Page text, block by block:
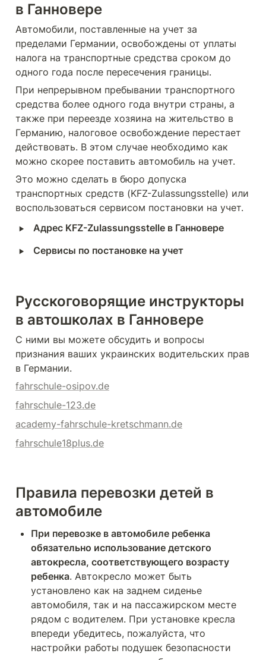
в Ганновере
Автомобили, поставленные на учет за
пределами Германии, освобождены от уплаты
налога на транспортные средства сроком до
одного года после пересечения границы.
При непрерывном пребывании транспортного
средства более одного года внутри страны, а
также при переезде хозяина на жительство в
Германию, налоговое освобождение перестает
действовать. В этом случае необходимо как
можно скорее поставить автомобиль на учет.
Это можно сделать в бюро допуска
транспортных средств (KFZ-Zulassungsstelle) или
воспользоваться сервисом постановки на учет.
‣ Адрес KFZ-Zulassungsstelle в Ганновере
‣ Сервисы по постановке на учет
Русскоговорящие инструкторы
в автошколах в Ганновере
С ними вы можете обсудить и вопросы
признания ваших украинских водительских прав
в Германии.
fahrschule-osipov.de
fahrschule-123.de
academy-fahrschule-kretschmann.de
fahrschule18plus.de
Правила перевозки детей в
автомобиле
При перевозке в автомобиле ребенка
обязательно использование детского
автокресла, соответствующего возрасту
ребенка. Автокресло может быть
установлено как на заднем сиденье
автомобиля, так и на пассажирском месте
рядом с водителем. При установке кресла
впереди убедитесь, пожалуйста, что
настройки работы подушек безопасности